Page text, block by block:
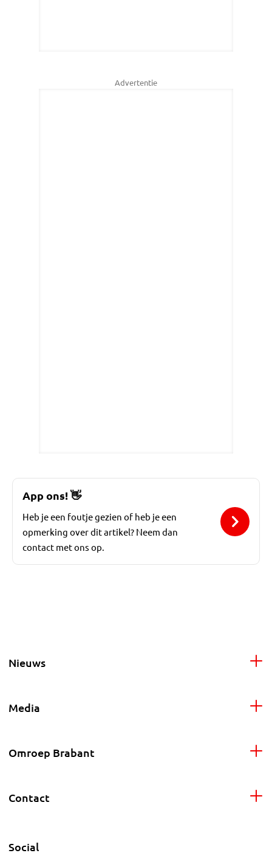
Advertentie
App ons!👋
Heb je een foutje gezien of heb je een
opmerking over dit artikel? Neem dan
contact met ons op.
Nieuws
Media
Omroep Brabant
Contact
Social